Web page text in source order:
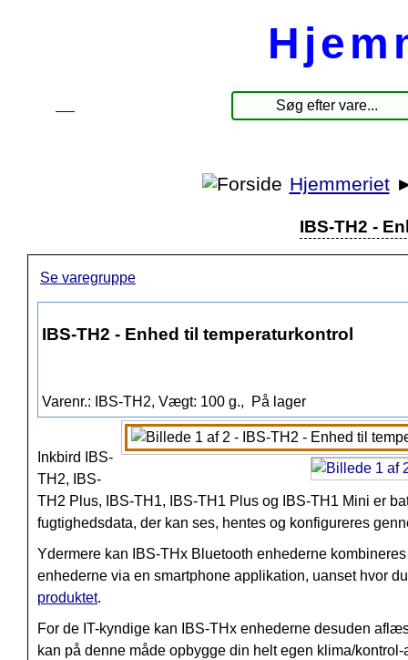
Hjemmeriet
IBS-TH2 -
Se varegruppe
IBS-TH2 - Enhed til temperaturkontrol
Varenr.: IBS-TH2, Vægt: 100 g., På lager
Inkbird IBS-
TH2, IBS-
TH2 Plus, IBS-TH1, IBS-TH1 Plus og IBS-TH1 Mini er
fugtighedsdata, der kan ses, hentes og konfigureres
Ydermere kan IBS-THx Bluetooth enhederne
enhederne via en smartphone applikation, uanset hvor
produktet.
For de IT-kyndige kan IBS-THx enhederne desuden
kan på denne måde opbygge din helt egen klima/